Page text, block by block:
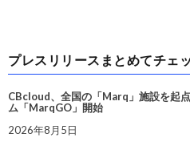
プレスリリースまとめてチェ
CBcloud、全国の「Marq」施設を起
ム「MarqGO」開始
2026年8月5日